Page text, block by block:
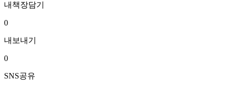
내책장담기
0
내보내기
0
SNS공유